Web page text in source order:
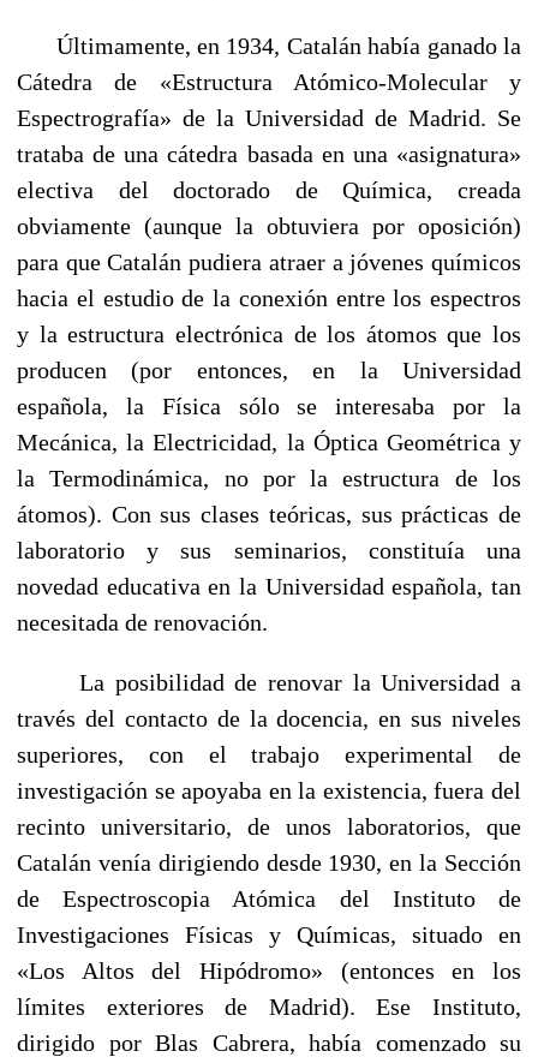
Últimamente, en 1934, Catalán había ganado la
Cátedra de «Estructura Atómico-Molecular y
Espectrografía» de la Universi­dad de Madrid. Se
trataba de una cátedra basada en una «asig­natura»
electiva del doctorado de Química, creada
obviamente (aunque la obtuviera por oposición)
para que Catalán pudiera atraer a jóvenes químicos
hacia el estudio de la conexión entre los espectros
y la estructura electrónica de los átomos que los
producen (por entonces, en la Universidad
española, la Física sólo se interesaba por la
Mecánica, la Electricidad, la Óptica Geomé­trica y
la Termodinámica, no por la estructura de los
átomos). Con sus clases teóricas, sus prácticas de
laboratorio y sus semina­rios, constituía una
novedad educativa en la Universidad española, tan
necesitada de renovación.
La posibilidad de renovar la Universidad a
través del contacto de la docencia, en sus niveles
superiores, con el trabajo experi­mental de
investigación se apoyaba en la existencia, fuera del
recinto universitario, de unos laboratorios, que
Catalán venía dirigiendo desde 1930, en la Sección
de Espectroscopia Atómica del Instituto de
Investigaciones Físicas y Químicas, situado en
«Los Altos del Hipódromo» (entonces en los
límites exteriores de Madrid). Ese Instituto,
dirigido por Blas Cabrera, había comen­zado su